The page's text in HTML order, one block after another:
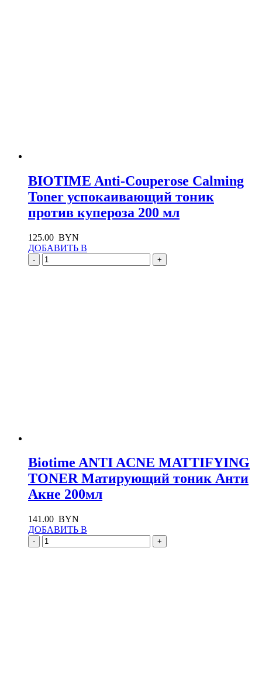
BIOTIME Anti-Couperose Calming
Toner успокаивающий тоник
против купероза 200 мл
125.00 BYN
ДОБАВИТЬ В
- +
Biotime ANTI AСNE MATTIFYING
TONER Матирующий тоник Анти
Акне 200мл
141.00 BYN
ДОБАВИТЬ В
- +